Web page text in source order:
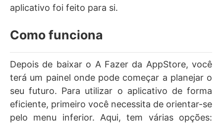
aplicativo foi feito para si.
Como funciona
Depois de baixar o A Fazer da AppStore, você
terá um painel onde pode começar a planejar o
seu futuro. Para utilizar o aplicativo de forma
eficiente, primeiro você necessita de orientar-se
pelo menu inferior. Aqui, tem várias opções: